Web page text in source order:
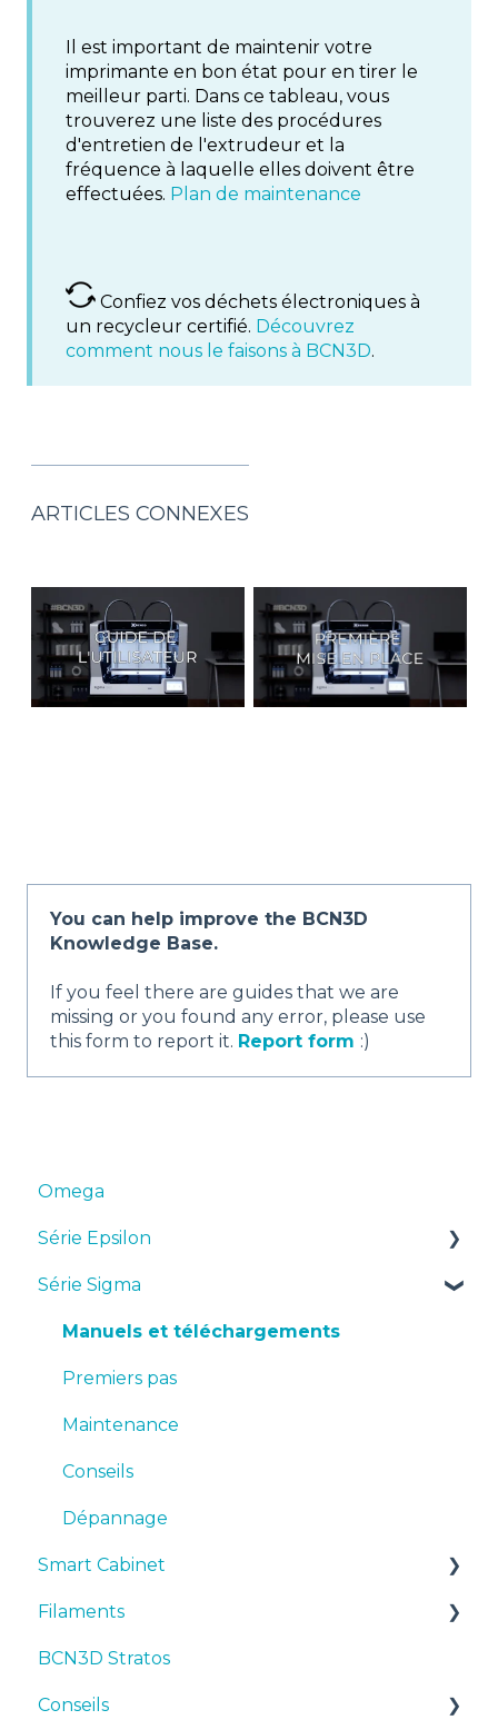
Il est important de maintenir votre
imprimante en bon état pour en tirer le
meilleur parti. Dans ce tableau, vous
trouverez une liste des procédures
d'entretien de l'extrudeur et la
fréquence à laquelle elles doivent être
effectuées. Plan de maintenance
Confiez vos déchets électroniques à
un recycleur certifié. Découvrez
comment nous le faisons à BCN3D.
ARTICLES CONNEXES
You can help improve the BCN3D
Knowledge Base.
If you feel there are guides that we are
missing or you found any error, please use
this form to report it. Report form :)
Omega
Série Epsilon
Manuels et téléchargements
Premiers pas
Maintenance
Conseils
Dépannage
Série Sigma
Manuels et téléchargements
Premiers pas
Maintenance
Conseils
Dépannage
Smart Cabinet
Manuals & Downloads
First steps
Maintenance
Filaments
Suggestions
TPU
BCN3D Stratos
Conseils